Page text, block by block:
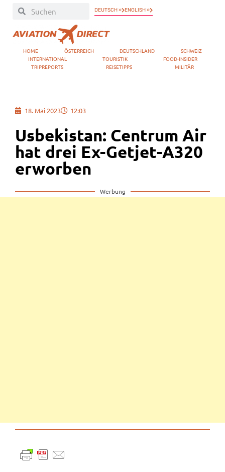
DEUTSCH » ENGLISH »
HOME ÖSTERREICH DEUTSCHLAND
SCHWEIZ
INTERNATIONAL
TOURISTIK
FOOD-INSIDER
TRIPREPORTS
REISETIPPS MILITÄR
18. Mai 2023 12:03
Usbekistan: Centrum Air
hat drei Ex-Getjet-A320
erworben
Werbung